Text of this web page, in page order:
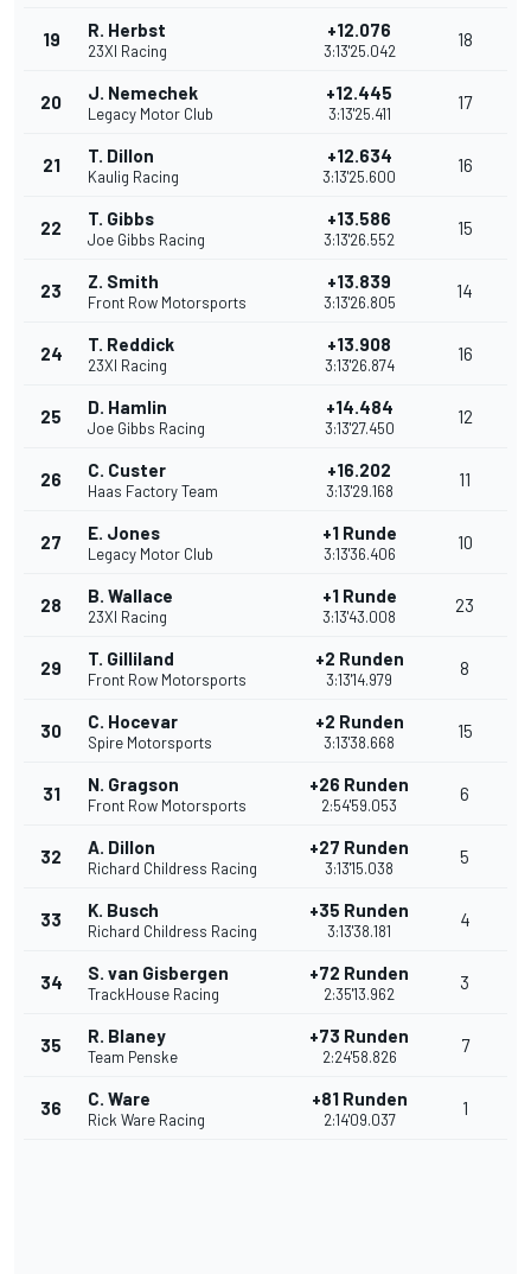
19 R. Herbst
23XI Racing
+12.076
3:13'25.042
18
20 J. Nemechek
Legacy Motor Club
+12.445
3:13'25.411
17
21 T. Dillon
Kaulig Racing
+12.634
3:13'25.600
16
22 T. Gibbs
Joe Gibbs Racing
+13.586
3:13'26.552
15
23 Z. Smith
Front Row Motorsports
+13.839
3:13'26.805
14
24 T. Reddick
23XI Racing
+13.908
3:13'26.874
16
25 D. Hamlin
Joe Gibbs Racing
+14.484
3:13'27.450
12
26 C. Custer
Haas Factory Team
+16.202
3:13'29.168
11
27 E. Jones
Legacy Motor Club
+1 Runde
3:13'36.406
10
28 B. Wallace
23XI Racing
+1 Runde
3:13'43.008
23
29 T. Gilliland
Front Row Motorsports
+2 Runden
3:13'14.979
8
30 C. Hocevar
Spire Motorsports
+2 Runden
3:13'38.668
15
31 N. Gragson
Front Row Motorsports
+26 Runden
2:54'59.053
6
32 A. Dillon
Richard Childress Racing
+27 Runden
3:13'15.038
5
33 K. Busch
Richard Childress Racing
+35 Runden
3:13'38.181
4
34 S. van Gisbergen
TrackHouse Racing
+72 Runden
2:35'13.962
3
35 R. Blaney
Team Penske
+73 Runden
2:24'58.826
7
36 C. Ware
Rick Ware Racing
+81 Runden
2:14'09.037
1